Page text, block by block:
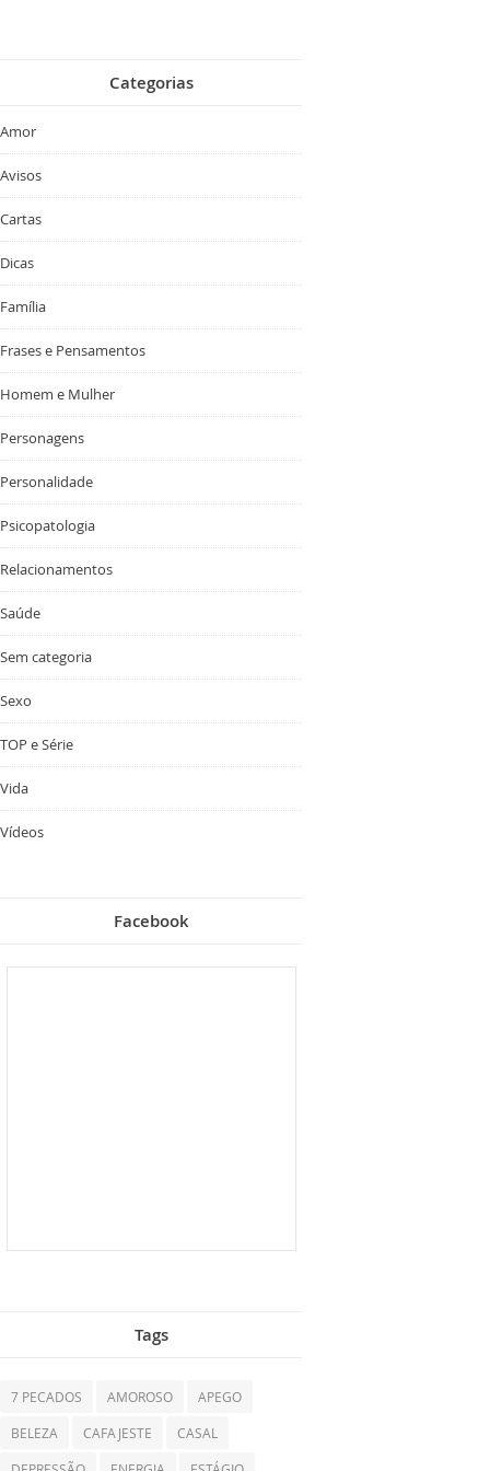
Categorias
Amor
Avisos
Cartas
Dicas
Família
Frases e Pensamentos
Homem e Mulher
Personagens
Personalidade
Psicopatologia
Relacionamentos
Saúde
Sem categoria
Sexo
TOP e Série
Vida
Vídeos
Facebook
Tags
7 PECADOS AMOROSO APEGO
BELEZA CAFAJESTE CASAL